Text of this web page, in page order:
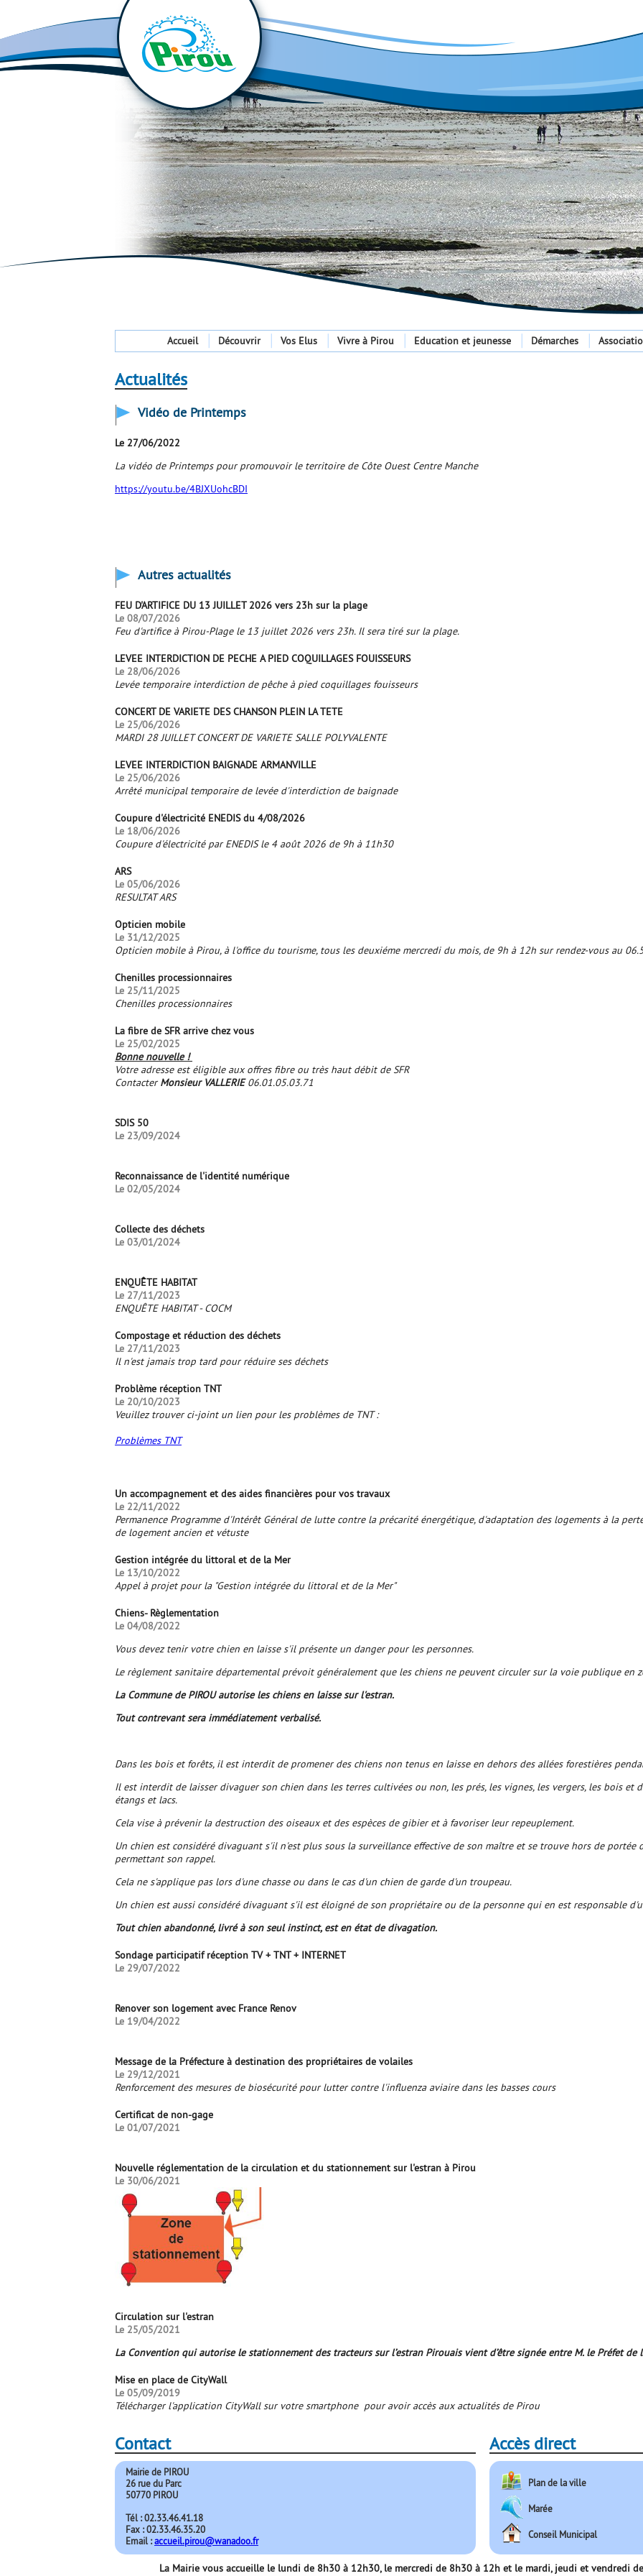
Accueil Découvrir Vos Elus Vivre à Pirou Education et jeunesse Démarches
Actualités
Vidéo de Printemps
Le 27/06/2022
La vidéo de Printemps pour promouvoir le territoire de Côte Ouest Centre Manche
https://youtu.be/4BJXUohcBDI
Autres actualités
FEU D'ARTIFICE DU 13 JUILLET 2026 vers 23h sur la plage
Le 08/07/2026
Feu d'artifice à Pirou-Plage le 13 juillet 2026 vers 23h. Il sera tiré sur la plage.
LEVEE INTERDICTION DE PECHE A PIED COQUILLAGES FOUISSEURS
Le 28/06/2026
Levée temporaire interdiction de pêche à pied coquillages fouisseurs
CONCERT DE VARIETE DES CHANSON PLEIN LA TETE
Le 25/06/2026
MARDI 28 JUILLET CONCERT DE VARIETE SALLE POLYVALENTE
LEVEE INTERDICTION BAIGNADE ARMANVILLE
Le 25/06/2026
Arrêté municipal temporaire de levée d'interdiction de baignade
Coupure d'électricité ENEDIS du 4/08/2026
Le 18/06/2026
Coupure d'électricité par ENEDIS le 4 août 2026 de 9h à 11h30
ARS
Le 05/06/2026
RESULTAT ARS
Opticien mobile
Le 31/12/2025
Opticien mobile à Pirou, à l'office du tourisme, tous les deuxiéme mercredi du mois, de 9h à 12h sur rendez-vous au
Chenilles processionnaires
Le 25/11/2025
Chenilles processionnaires
La fibre de SFR arrive chez vous
Le 25/02/2025
Bonne nouvelle !
Votre adresse est éligible aux offres fibre ou très haut débit de SFR
ContacterMonsieur VALLERIE06.01.05.03.71
SDIS 50
Le 23/09/2024
Reconnaissance de l'identité numérique
Le 02/05/2024
Collecte des déchets
Le 03/01/2024
ENQUÊTE HABITAT
Le 27/11/2023
ENQUÊTE HABITAT - COCM
Compostage et réduction des déchets
Le 27/11/2023
Il n'est jamais trop tard pour réduire ses déchets
Problème réception TNT
Le 20/10/2023
Veuillez trouver ci-joint un lien pour les problèmes de TNT :
Problèmes TNT
Un accompagnement et des aides financières pour vos travaux
Le 22/11/2022
Permanence Programme d'Intérêt Général de lutte contre la précarité énergétique, d'adaptation des logements à la
de logement ancien et vétuste
Gestion intégrée du littoral et de la Mer
Le 13/10/2022
Appel à projet pour la "Gestion intégrée du littoral et de la Mer"
Chiens- Règlementation
Le 04/08/2022
Vous devez tenir votre chien en laisse s'il présente un danger pour les personnes.
Le règlement sanitaire départemental prévoit généralement que les chiens ne peuvent circuler sur la voie publique en
La Commune de PIROU autorise les chiens en laisse sur l'estran.
Tout contrevant sera immédiatement verbalisé.
Dans les bois et forêts, il est interdit de promener des chiens non tenus en laisse en dehors des allées forestières
Il est interdit de laisser divaguer son chien dans les terres cultivées ou non, les prés, les vignes, les vergers, les bois et
étangs et lacs.
Cela vise à prévenir la destruction des oiseaux et des espèces de gibier et à favoriser leur repeuplement.
Un chien est considéré divaguant s'il n'est plus sous la surveillance effective de son maître et se trouve hors de
permettant son rappel.
Cela ne s'applique pas lors d'une chasse ou dans le cas d'un chien de garde d'un troupeau.
Un chien est aussi considéré divaguant s'il est éloigné de son propriétaire ou de la personne qui en est responsable
Tout chien abandonné, livré à son seul instinct, est en état de divagation.
Sondage participatif réception TV + TNT + INTERNET
Le 29/07/2022
Renover son logement avec France Renov
Le 19/04/2022
Message de la Préfecture à destination des propriétaires de volailes
Le 29/12/2021
Renforcement des mesures de biosécurité pour lutter contre l'influenza aviaire dans les basses cours
Certificat de non-gage
Le 01/07/2021
Nouvelle réglementation de la circulation et du stationnement sur l'estran à Pirou
Le 30/06/2021
Circulation sur l'estran
Le 25/05/2021
La Convention qui autorise le stationnement des tracteurs sur l’estran Pirouais vient d’être signée entre M. le Préfet de
Mise en place de CityWall
Le 05/09/2019
Télécharger l'application CityWall sur votre smartphone pour avoir accès aux actualités de Pirou
Contact
Mairie de PIROU
26 rue du Parc
50770 PIROU
Tél : 02.33.46.41.18
Fax : 02.33.46.35.20
Email :accueil.pirou@wanadoo.fr
Accès direct
Plan de la ville
Marée
Conseil Municipal
La Mairie vous accueille le lundi de 8h30 à 12h30, le mercredi de 8h30 à 12h et le mardi, jeudi et vendredi